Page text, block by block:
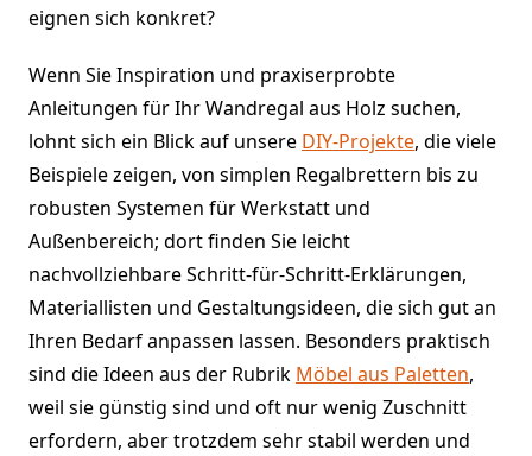
eignen sich konkret?
Wenn Sie Inspiration und praxiserprobte
Anleitungen für Ihr Wandregal aus Holz suchen,
lohnt sich ein Blick auf unsere DIY-Projekte, die viele
Beispiele zeigen, von simplen Regalbrettern bis zu
robusten Systemen für Werkstatt und
Außenbereich; dort finden Sie leicht
nachvollziehbare Schritt-für-Schritt-Erklärungen,
Materiallisten und Gestaltungsideen, die sich gut an
Ihren Bedarf anpassen lassen. Besonders praktisch
sind die Ideen aus der Rubrik Möbel aus Paletten,
weil sie günstig sind und oft nur wenig Zuschnitt
erfordern, aber trotzdem sehr stabil werden und